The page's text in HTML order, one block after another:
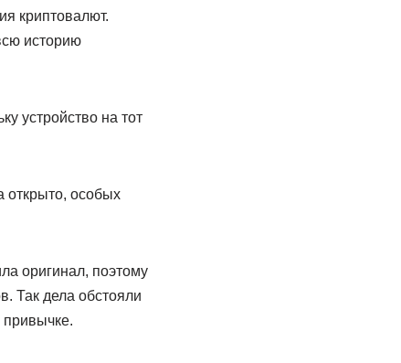
криптовалют.
историю
устройство на тот
открыто, особых
оригинал, поэтому
Так дела обстояли
привычке.